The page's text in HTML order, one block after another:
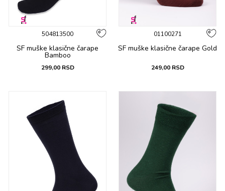
504813500
SF muške klasične čarape
Bamboo
299,00 RSD
01100271
SF muške klasične čarape Gold
249,00 RSD